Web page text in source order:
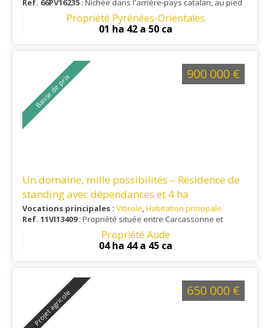
Ref. 66PV16235 : Nichée dans l'arrière-pays catalan, au pied
du Canigou, cette propriété profite d'un cadre exceptionnel
alliant tranquillité, nature préservée et proximité des
Propriété Pyrénées-Orientales
01 ha 42 a 50 ca
Baisse de prix
Un domaine, mille possibilités – Résidence de
standing avec dépendances et 4 ha
Vocations principales : Viticole,Habitation principale
Ref. 11VI13409: Propriété située entre Carcassonne et
Limoux, à 1 heure du littoral et à 25 minutes d'un aéroport
Propriété Aude
04 ha 44 a 45 ca
900 000 €
Projet agricole 650 000 €